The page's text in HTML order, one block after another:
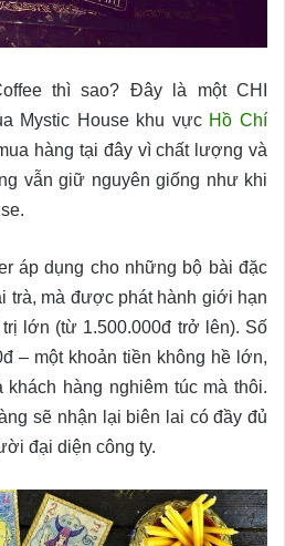
thì sao? Đây là một CHI
Mystic House khu vực Hồ Chí
hàng tại đây vì chất lượng và
vẫn giữ nguyên giống như khi
áp dụng cho những bộ bài đặc
trà, mà được phát hành giới hạn
lớn (từ 1.500.000đ trở lên). Số
– một khoản tiền không hề lớn,
hàng nghiêm túc mà thôi.
sẽ nhận lại biên lai có đầy đủ
đại diện công ty.